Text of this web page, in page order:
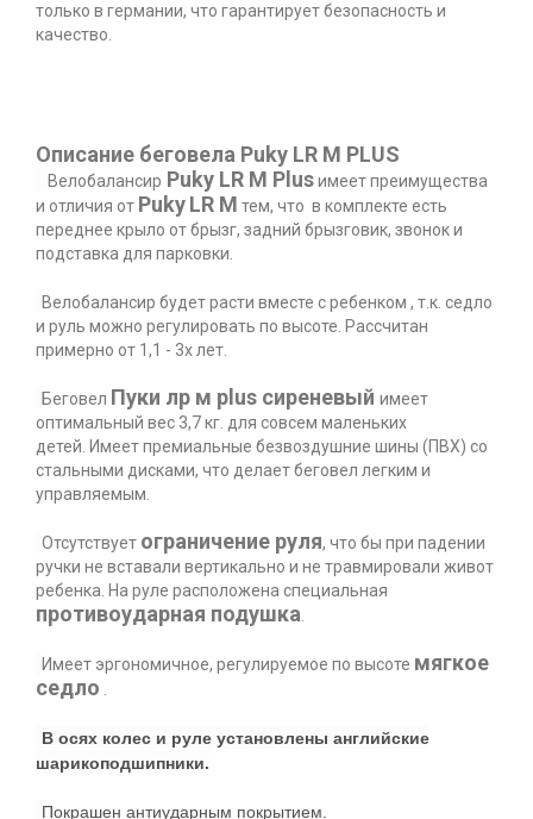
только в германии, что гарантирует безопасность и
качество.
Описание беговела Puky LR M PLUS
Велобалансир Puky LR M Plusимеет преимущества
и отличия от PukyLR M тем, что в комплекте есть
переднее крыло от брызг, задний брызговик, звонок и
подставка для парковки.
Велобалансир будет расти вместе с ребенком , т.к. седло
и руль можно регулировать по высоте. Рассчитан
примерно от 1,1 - 3х лет.
Беговел Пуки лр м plus сиреневый имеет
оптимальный вес 3,7 кг. для совсем маленьких
детей. Имеет премиальные безвоздушние шины (ПВХ) со
стальными дисками, что делает беговел легким и
управляемым.
Отсутствует ограничение руля, что бы при падении
ручки не вставали вертикально и не травмировали живот
ребенка. На руле расположена специальная
противоударная подушка
Имеет эргономичное, регулируемое по высоте мягкое
седло
В осях колес и руле установлены английские
шарикоподшипники.
Покрашен антиударным покрытием.